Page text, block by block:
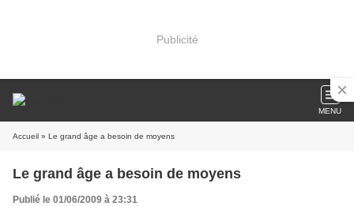
Publicité
MENU
Accueil » Le grand âge a besoin de moyens
Le grand âge a besoin de moyens
Publié le 01/06/2009 à 23:31